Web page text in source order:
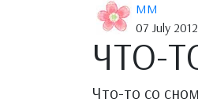
MM
07 July
ЧТО-
Что-то со